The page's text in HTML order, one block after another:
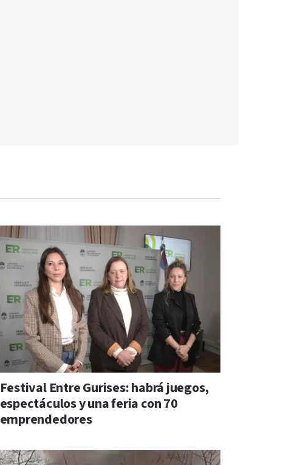
Festival Entre Gurises: habrá juegos,
espectáculos y una feria con 70
emprendedores